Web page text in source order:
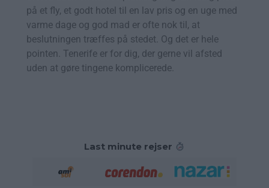
på et fly, et godt hotel til en lav pris og en uge med
varme dage og god mad er ofte nok til, at
beslutningen træffes på stedet. Og det er hele
pointen. Tenerife er for dig, der gerne vil afsted
uden at gøre tingene komplicerede.
Last minute rejser